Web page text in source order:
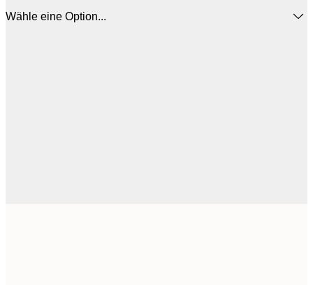
Wähle eine Option...